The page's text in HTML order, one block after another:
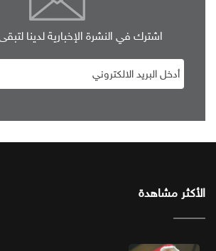
اشترك في النشرة الإخبارية لدينا
الأكثر مشاهدة